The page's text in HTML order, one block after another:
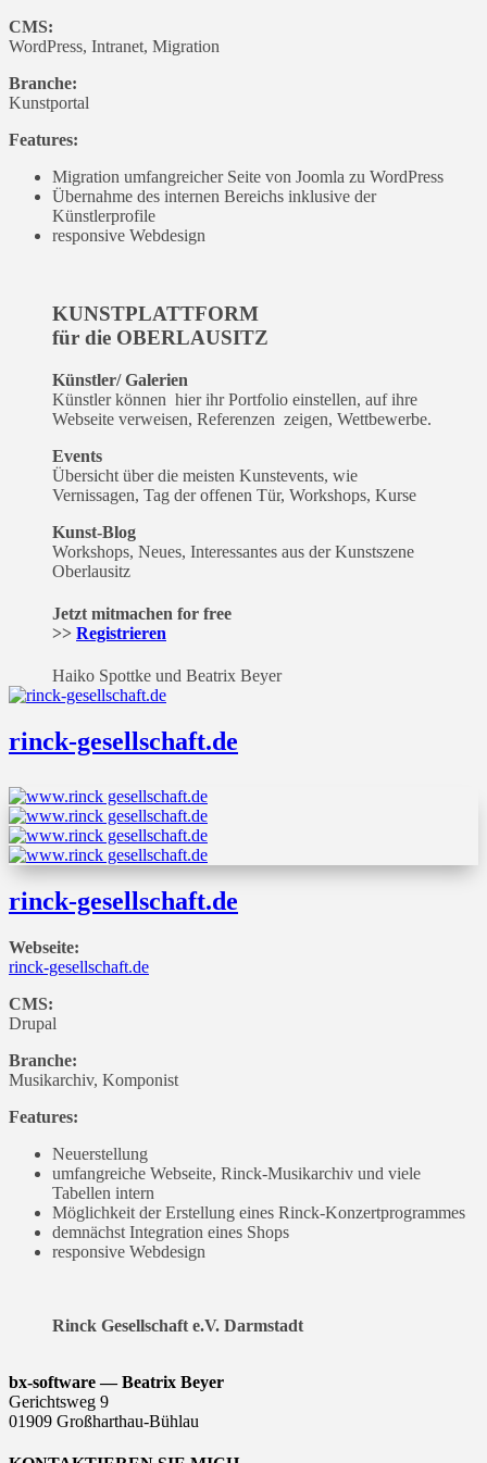
CMS:
WordPress, Intranet, Migration
Branche:
Kunstportal
Features:
Migration umfangreicher Seite von Joomla zu WordPress
Übernahme des internen Bereichs inklusive der
Künstlerprofile
responsive Webdesign
KUNSTPLATTFORM
für die OBERLAUSITZ
Künstler/ Galerien
Künstler können hier ihr Portfolio einstellen, auf ihre
Webseite verweisen, Referenzen zeigen, Wettbewerbe.
Events
Übersicht über die meisten Kunstevents, wie
Vernissagen, Tag der offenen Tür, Workshops, Kurse
Kunst-Blog
Workshops, Neues, Interessantes aus der Kunstszene
Oberlausitz
Jetzt mitmachen for free
>> Registrieren
Haiko Spottke und Beatrix Beyer
rinck-gesellschaft.de
rinck-gesellschaft.de
Webseite:
rinck-gesellschaft.de
CMS:
Drupal
Branche:
Musikarchiv, Komponist
Features:
Neuerstellung
umfangreiche Webseite, Rinck-Musikarchiv und viele
Tabellen intern
Möglichkeit der Erstellung eines Rinck-Konzertprogrammes
demnächst Integration eines Shops
responsive Webdesign
Rinck Gesellschaft e.V. Darmstadt
bx-software — Beatrix Beyer
Gerichtsweg 9
01909 Großharthau-Bühlau